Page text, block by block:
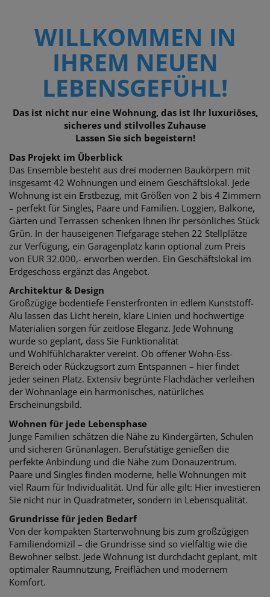
WILLKOMMEN IN
IHREM NEUEN
LEBENSGEFÜHL!
Das ist nicht nur eine Wohnung, das ist Ihr luxuriöses,
sicheres und stilvolles Zuhause
Lassen Sie sich begeistern!
Das Projekt im Überblick
Das Ensemble besteht aus drei modernen Baukörpern mit
insgesamt 42 Wohnungen und einem Geschäftslokal. Jede
Wohnung ist ein Erstbezug, mit Größen von 2 bis 4 Zimmern
– perfekt für Singles, Paare und Familien. Loggien, Balkone,
Gärten und Terrassen schenken Ihnen Ihr persönliches Stück
Grün. In der hauseigenen Tiefgarage stehen 22 Stellplätze
zur Verfügung, ein Garagenplatz kann optional zum Preis
von EUR 32.000,- erworben werden. Ein Geschäftslokal im
Erdgeschoss ergänzt das Angebot.
Architektur & Design
Großzügige bodentiefe Fensterfronten in edlem Kunststoff-
Alu lassen das Licht herein, klare Linien und hochwertige
Materialien sorgen für zeitlose Eleganz. Jede Wohnung
wurde so geplant, dass Sie Funktionalität
und Wohlfühlcharakter vereint. Ob offener Wohn-Ess-
Bereich oder Rückzugsort zum Entspannen – hier findet
jeder seinen Platz. Extensiv begrünte Flachdächer verleihen
der Wohnanlage ein harmonisches, natürliches
Erscheinungsbild.
Wohnen für jede Lebensphase
Junge Familien schätzen die Nähe zu Kindergärten, Schulen
und sicheren Grünanlagen. Berufstätige genießen die
perfekte Anbindung und die Nähe zum Donauzentrum.
Paare und Singles finden moderne, helle Wohnungen mit
viel Raum für Individualität. Und für alle gilt: Hier investieren
Sie nicht nur in Quadratmeter, sondern in Lebensqualität.
Grundrisse für jeden Bedarf
Von der kompakten Starterwohnung bis zum großzügigen
Familiendomizil – die Grundrisse sind so vielfältig wie die
Bewohner selbst. Jede Wohnung ist durchdacht geplant, mit
optimaler Raumnutzung, Freiflächen und modernem
Komfort.